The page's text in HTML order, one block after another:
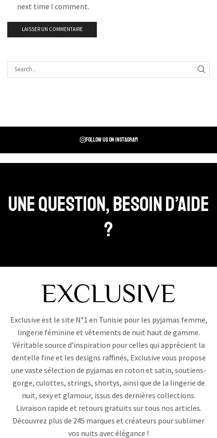
next time I comment.
Follow us on instagram
Une question, Besoin d’aide
?
Exclusive est le site N°1 en Tunisie pour les pyjamas femme,
lingerie féminine et vêtements de nuit haut de gamme.
Véritable source d’inspiration pour celles qui apprécient la
dentelle fine et les designs raffinés, Exclusive vous propose
une vaste sélection de pyjamas en coton et satin, soutiens-
gorge, culottes, strings, shortys, ainsi que de la lingerie de
nuit, sexy et glamour, issus des dernières collections.
Livraison rapide et retours gratuits sur tous nos articles.
Découvrez plus de 245 marques et créateurs pour sublimer
vos nuits avec élégance !